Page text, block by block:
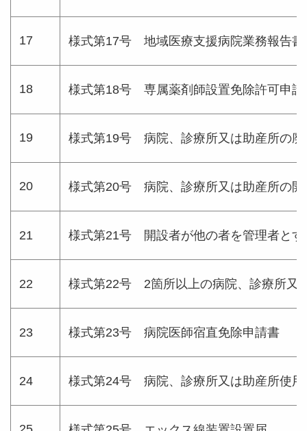
17 様式第17号 地域医療支援病院業務報告書
18 様式第18号 専属薬剤師設置免除許可申請
19 様式第19号 病院、診療所又は助産所の廃
20 様式第20号 病院、診療所又は助産所の開
21 様式第21号 開設者が他の者を管理者とす
22 様式第22号 2箇所以上の病院、診療所又
23 様式第23号 病院医師宿直免除申請書
24 様式第24号 病院、診療所又は助産所使用